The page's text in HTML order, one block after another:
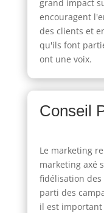
grand impact
encouragent
des clients et
qu'ils font
ont une voix.
Conseil
Le marketing
marketing axé
fidélisation
parti des
il est